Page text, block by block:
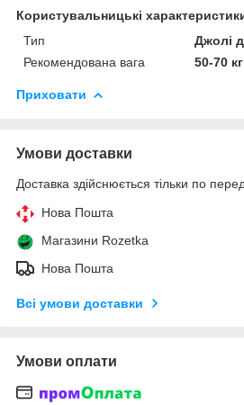
Користувальницькі
Тип
Джолі
Рекомендована вага
50-70 кг
Приховати
Умови доставки
Доставка здійснюється тільки по
Нова Пошта
Магазини Rozetka
Нова Пошта
Всі умови доставки
Умови оплати